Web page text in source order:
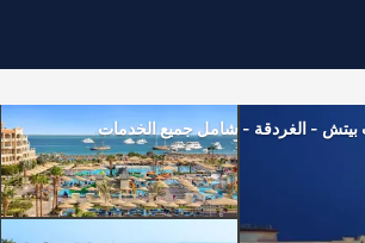
بيتش - الغردقة - شامل جميع الخدمات